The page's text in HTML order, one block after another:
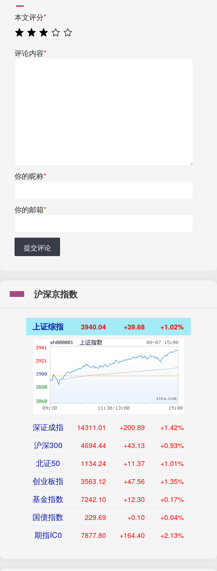
本文评分*
评论内容*
你的昵称*
你的邮箱*
提交评论
沪深京指数
上证综指 3940.04 +39.68 +1.02%
深证成指 14311.01 +200.89 +1.42%
沪深300 4694.44 +43.13 +0.93%
北证50 1134.24 +11.37 +1.01%
创业板指 3563.12 +47.56 +1.35%
基金指数 7242.10 +12.30 +0.17%
国债指数 229.69 +0.10 +0.04%
期指IC0 7877.80 +164.40 +2.13%